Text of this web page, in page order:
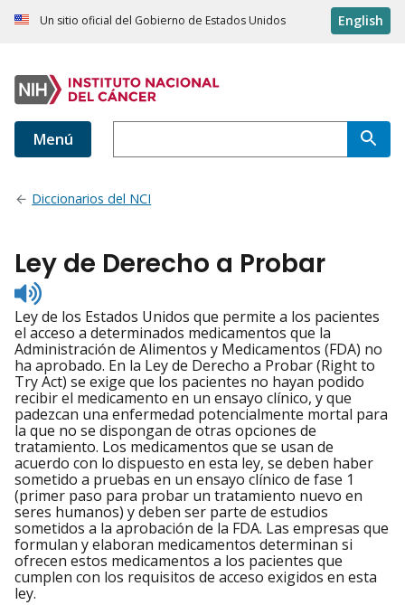
Un sitio oficial del Gobierno de Estados Unidos English
Menú
Diccionarios del NCI
Ley de Derecho a Probar
Listen
to
pronunciation
Ley de los Estados Unidos que permite a los pacientes
el acceso a determinados medicamentos que la
Administración de Alimentos y Medicamentos (FDA) no
ha aprobado. En la Ley de Derecho a Probar (Right to
Try Act) se exige que los pacientes no hayan podido
recibir el medicamento en un ensayo clínico, y que
padezcan una enfermedad potencialmente mortal para
la que no se dispongan de otras opciones de
tratamiento. Los medicamentos que se usan de
acuerdo con lo dispuesto en esta ley, se deben haber
sometido a pruebas en un ensayo clínico de fase 1
(primer paso para probar un tratamiento nuevo en
seres humanos) y deben ser parte de estudios
sometidos a la aprobación de la FDA. Las empresas que
formulan y elaboran medicamentos determinan si
ofrecen estos medicamentos a los pacientes que
cumplen con los requisitos de acceso exigidos en esta
ley.